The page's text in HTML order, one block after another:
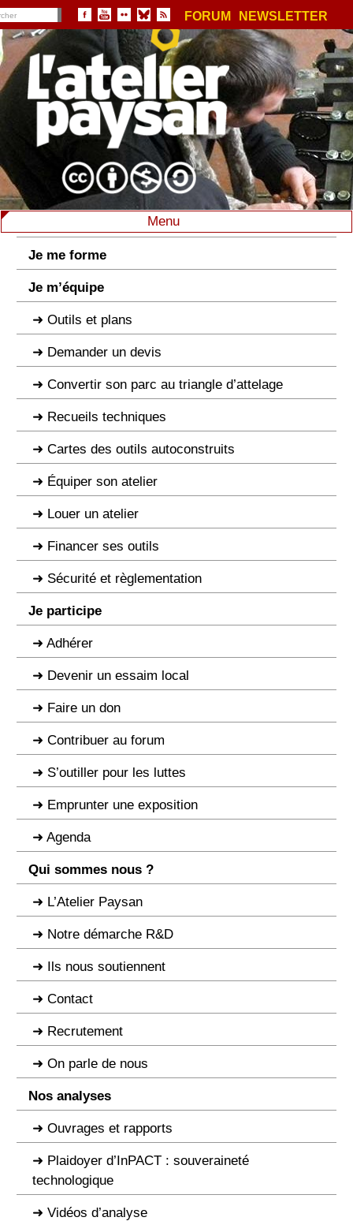
FORUM NEWSLETTER
Menu
Je me forme
Je m’équipe
Outils et plans
Demander un devis
Convertir son parc au triangle d’attelage
Recueils techniques
Cartes des outils autoconstruits
Équiper son atelier
Louer un atelier
Financer ses outils
Sécurité et règlementation
Je participe
Adhérer
Devenir un essaim local
Faire un don
Contribuer au forum
S’outiller pour les luttes
Emprunter une exposition
Agenda
Qui sommes nous ?
L’Atelier Paysan
Notre démarche R&D
Ils nous soutiennent
Contact
Recrutement
On parle de nous
Nos analyses
Ouvrages et rapports
Plaidoyer d’InPACT : souveraineté
technologique
Vidéos d’analyse